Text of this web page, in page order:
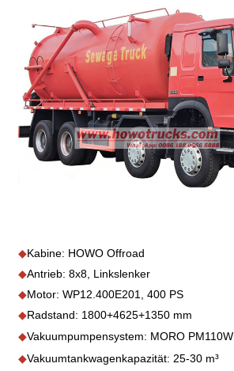
◆Kabine: HOWO Offroad
◆Antrieb: 8x8, Linkslenker
◆Motor: WP12.400E201, 400 PS
◆Radstand: 1800+4625+1350 mm
◆Vakuumpumpensystem: MORO PM110W
◆Vakuumtankwagenkapazität: 25-30 m³